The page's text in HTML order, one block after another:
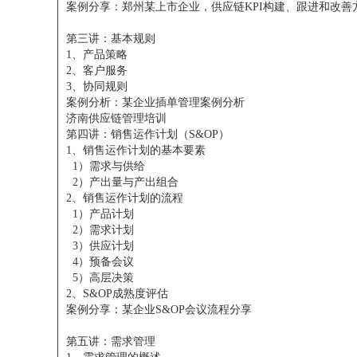
案例分享：郑州某上市企业，供应链KPI构建、跟进和改善
第三讲：基本规则
1、产品策略
2、客户服务
3、协同规则
案例分析：某企业插单管理案例分析
济南供应链管理培训
第四讲：销售运作计划（S&OP）
1、销售运作计划的基本要素
1）需求与供给
2）产出量与产出组合
2、销售运作计划的流程
1）产品计划
2）需求计划
3）供应计划
4）预备会议
5）高层决策
2、S&OP成熟度评估
案例分享：某企业S&OP会议流程分享
第五讲：需求管理